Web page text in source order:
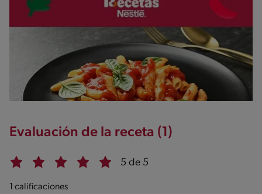
Evaluación de la receta (1)
5 de 5
1 calificaciones